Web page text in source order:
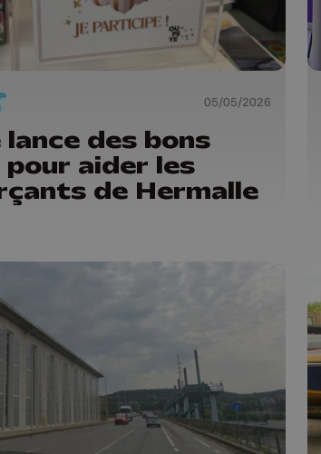
05/05/2026
lance des bons
aider les
de Hermalle